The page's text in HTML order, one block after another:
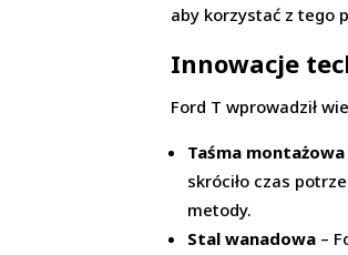
aby korzystać z tego
Innowacje
Ford T wprowadził
Taśma montażowa
skróciło czas
metody.
Stal wanadowa –